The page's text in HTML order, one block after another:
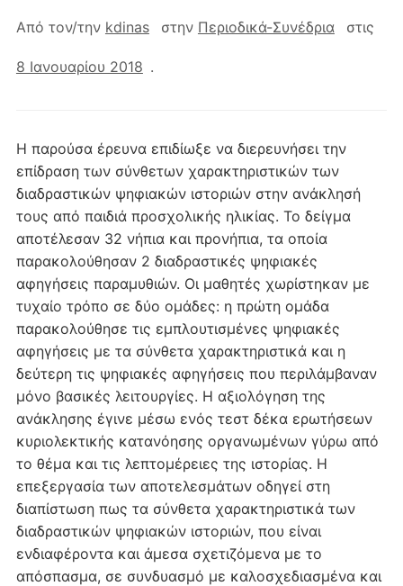
Από τον/την kdinas στην Περιοδικά-Συνέδρια στις
8 Ιανουαρίου 2018 .
Η παρούσα έρευνα επιδίωξε να διερευνήσει την
επίδραση των σύνθετων χαρακτηριστικών των
διαδραστικών ψηφιακών ιστοριών στην ανάκλησή
τους από παιδιά προσχολικής ηλικίας. Το δείγμα
αποτέλεσαν 32 νήπια και προνήπια, τα οποία
παρακολούθησαν 2 διαδραστικές ψηφιακές
αφηγήσεις παραμυθιών. Οι μαθητές χωρίστηκαν με
τυχαίο τρόπο σε δύο ομάδες: η πρώτη ομάδα
παρακολούθησε τις εμπλουτισμένες ψηφιακές
αφηγήσεις με τα σύνθετα χαρακτηριστικά και η
δεύτερη τις ψηφιακές αφηγήσεις που περιλάμβαναν
μόνο βασικές λειτουργίες. Η αξιολόγηση της
ανάκλησης έγινε μέσω ενός τεστ δέκα ερωτήσεων
κυριολεκτικής κατανόησης οργανωμένων γύρω από
το θέμα και τις λεπτομέρειες της ιστορίας. Η
επεξεργασία των αποτελεσμάτων οδηγεί στη
διαπίστωση πως τα σύνθετα χαρακτηριστικά των
διαδραστικών ψηφιακών ιστοριών, που είναι
ενδιαφέροντα και άμεσα σχετιζόμενα με το
απόσπασμα, σε συνδυασμό με καλοσχεδιασμένα και